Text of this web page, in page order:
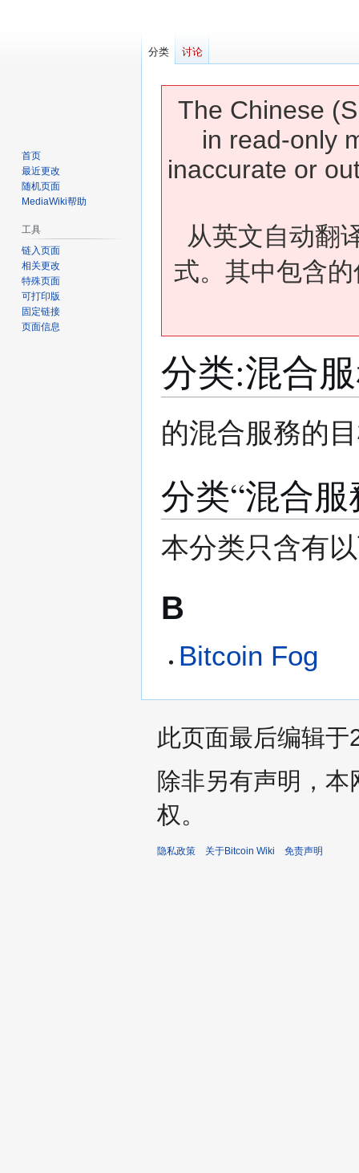
The Chinese
in read-only
inaccurate or
从英文自动翻
式。其中包含
分类:混合
跳
转
航
跳
转
索
的混合服務的
分类“混合
本分类只含有
B
Bitcoin Fog
分类 讨论
首页
最近更改
随机页面
MediaWiki帮助
工具
链入页面
相关更改
特殊页面
可打印版
固定链接
页面信息
此页面最后编辑
除非另有声明，本
权。
隐私政策 关于Bitcoin Wiki 免责声明